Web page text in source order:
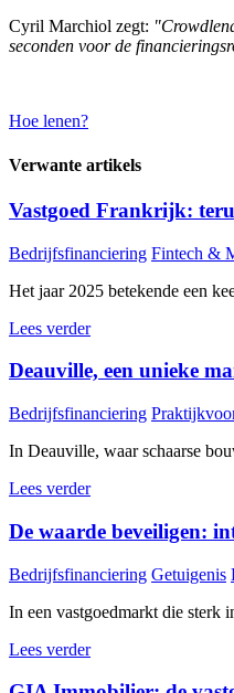
Cyril Marchiol zegt:
seconden voor de
Hoe lenen?
Verwante artikels
Vastgoed Frankrijk:
Bedrijfsfinanciering Fintech &
Het jaar 2025 betekende een
Lees verder
Deauville, een unieke
Bedrijfsfinanciering
In Deauville, waar schaarse
Lees verder
De waarde beveiligen:
Bedrijfsfinanciering Getuigenis
In een vastgoedmarkt die sterk
Lees verder